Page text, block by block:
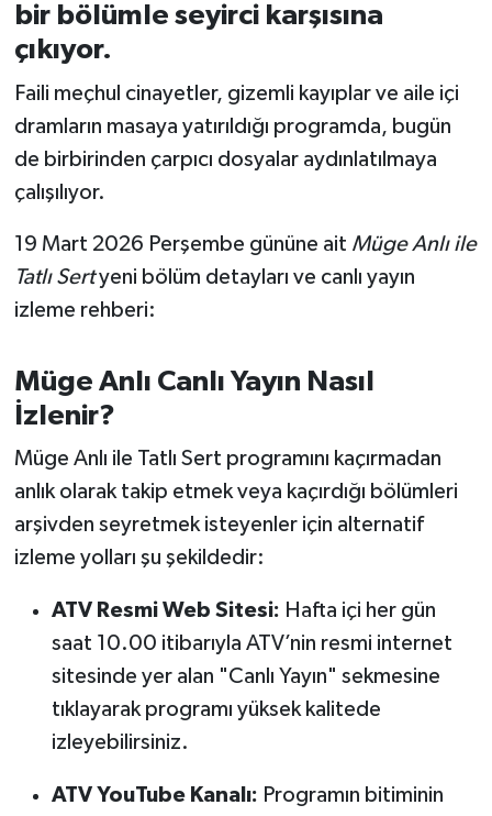
bir bölümle seyirci karşısına
çıkıyor.
Faili meçhul cinayetler, gizemli kayıplar ve aile içi
dramların masaya yatırıldığı programda, bugün
de birbirinden çarpıcı dosyalar aydınlatılmaya
çalışılıyor.
19 Mart 2026 Perşembe gününe ait Müge Anlı ile
Tatlı Sertyeni bölüm detayları ve canlı yayın
izleme rehberi:
Müge Anlı Canlı Yayın Nasıl
İzlenir?
Müge Anlı ile Tatlı Sert programını kaçırmadan
anlık olarak takip etmek veya kaçırdığı bölümleri
arşivden seyretmek isteyenler için alternatif
izleme yolları şu şekildedir:
ATV Resmi Web Sitesi: Hafta içi her gün
saat 10.00 itibarıyla ATV’nin resmi internet
sitesinde yer alan "Canlı Yayın" sekmesine
tıklayarak programı yüksek kalitede
izleyebilirsiniz.
ATV YouTube Kanalı: Programın bitiminin
KENT GÜNDEMİ
KÜLTÜR-SANAT
MANŞET
OLAY
OTOMOTİV
Resmi İlanlar
SAĞLIK
Savaştepe
SEYAHAT
Sındırgı